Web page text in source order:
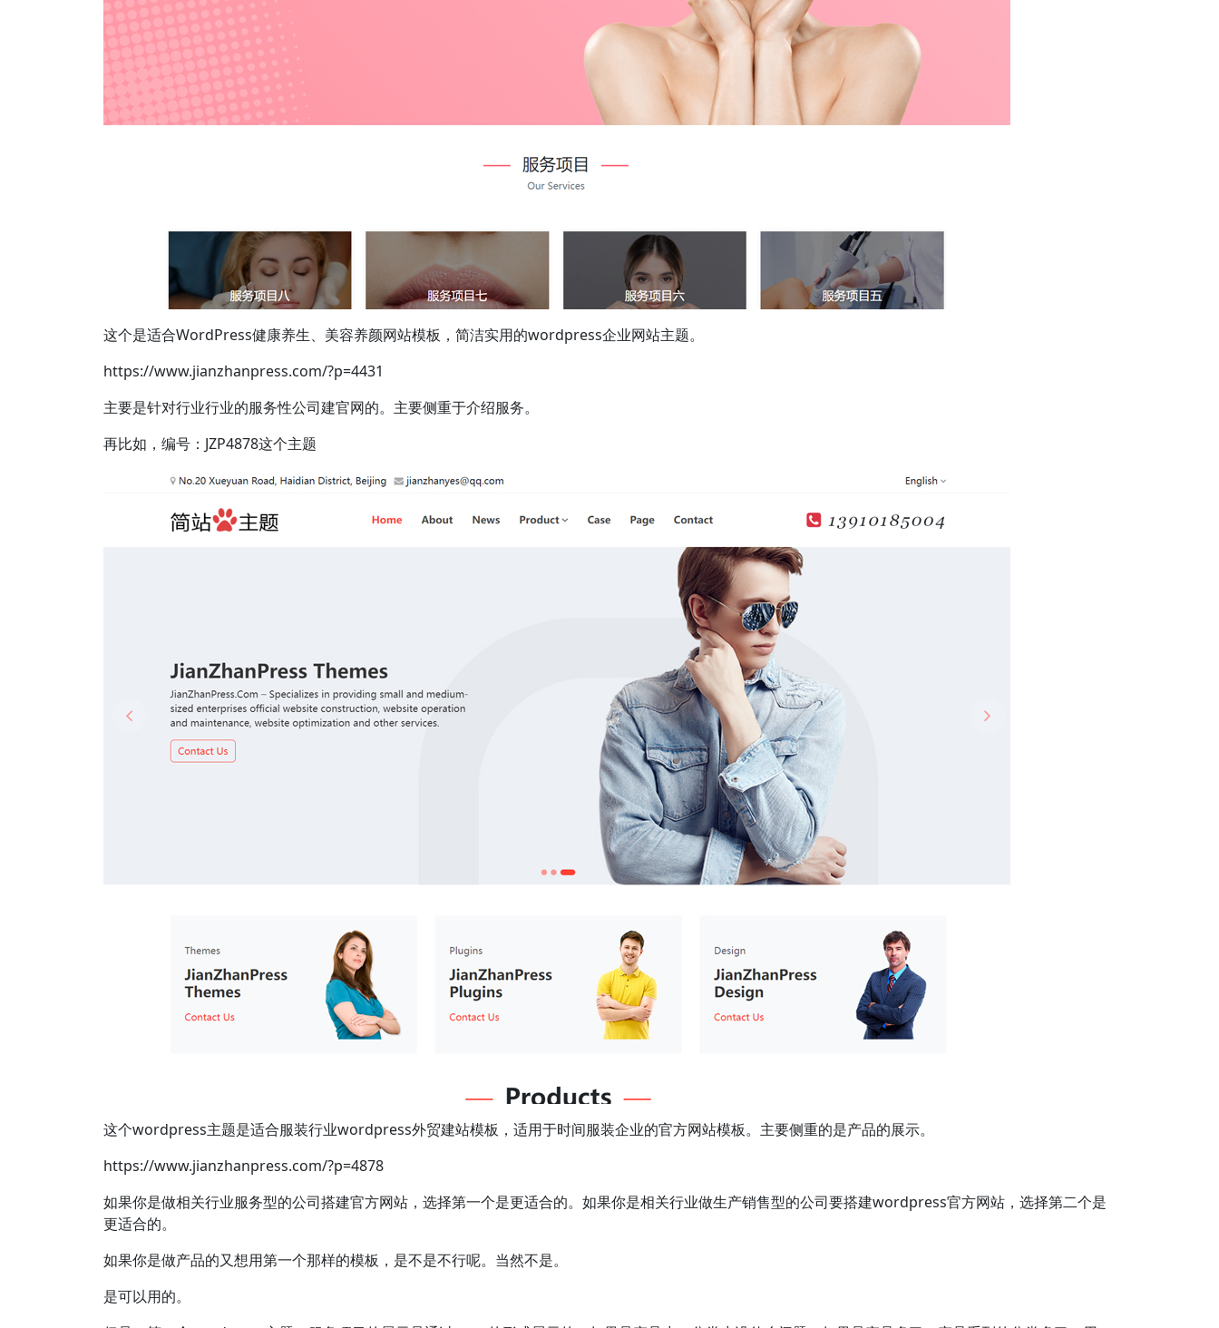
这个是适合WordPress健康养生、美容养颜网站模板，简洁实用的wordpress企业网站主题。
https://www.jianzhanpress.com/?p=4431
主要是针对行业行业的服务性公司建官网的。主要侧重于介绍服务。
再比如，编号：JZP4878这个主题
这个wordpress主题是适合服装行业wordpress外贸建站模板，适用于时间服装企业的官方网站模板。主要侧重的是产品的展示。
https://www.jianzhanpress.com/?p=4878
如果你是做相关行业服务型的公司搭建官方网站，选择第一个是更适合的。如果你是相关行业做生产销售型的公司要搭建wordpress官方网站，选择第二个是
更适合的。
如果你是做产品的又想用第一个那样的模板，是不是不行呢。当然不是。
是可以用的。